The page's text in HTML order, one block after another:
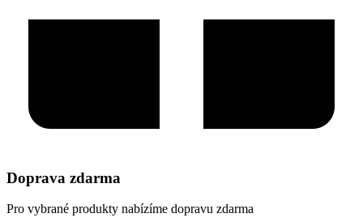
Doprava zdarma
Pro vybrané produkty nabízíme dopravu zdarma